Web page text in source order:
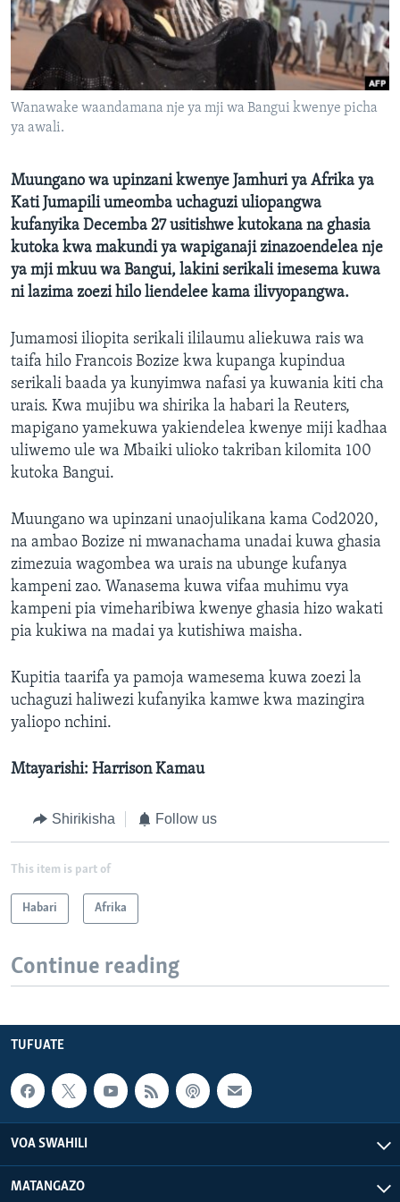
Wanawake waandamana nje ya mji wa Bangui kwenye picha
ya awali.
Muungano wa upinzani kwenye Jamhuri ya Afrika ya
Kati Jumapili umeomba uchaguzi uliopangwa
kufanyika Decemba 27 usitishwe kutokana na ghasia
kutoka kwa makundi ya wapiganaji zinazoendelea nje
ya mji mkuu wa Bangui, lakini serikali imesema kuwa
ni lazima zoezi hilo liendelee kama ilivyopangwa.
Jumamosi iliopita serikali ililaumu aliekuwa rais wa
taifa hilo Francois Bozize kwa kupanga kupindua
serikali baada ya kunyimwa nafasi ya kuwania kiti cha
urais. Kwa mujibu wa shirika la habari la Reuters,
mapigano yamekuwa yakiendelea kwenye miji kadhaa
uliwemo ule wa Mbaiki ulioko takriban kilomita 100
kutoka Bangui.
Muungano wa upinzani unaojulikana kama Cod2020,
na ambao Bozize ni mwanachama unadai kuwa ghasia
zimezuia wagombea wa urais na ubunge kufanya
kampeni zao. Wanasema kuwa vifaa muhimu vya
kampeni pia vimeharibiwa kwenye ghasia hizo wakati
pia kukiwa na madai ya kutishiwa maisha.
Kupitia taarifa ya pamoja wamesema kuwa zoezi la
uchaguzi haliwezi kufanyika kamwe kwa mazingira
yaliopo nchini.
Mtayarishi: Harrison Kamau
Shirikisha Follow us
This item is part of
Habari Afrika
Continue reading
TUFUATE
VOA SWAHILI
MATANGAZO